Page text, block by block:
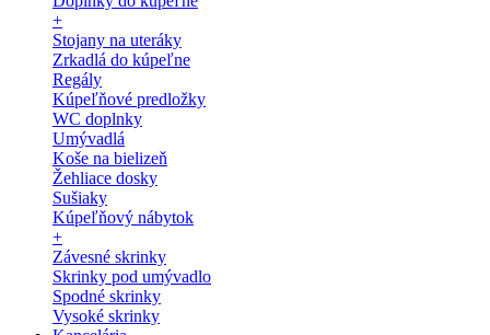
+
Stojany na uteráky
Zrkadlá do kúpeľne
Regály
Kúpeľňové predložky
WC doplnky
Umývadlá
Koše na bielizeň
Žehliace dosky
Sušiaky
Kúpeľňový nábytok
+
Závesné skrinky
Skrinky pod umývadlo
Spodné skrinky
Vysoké skrinky